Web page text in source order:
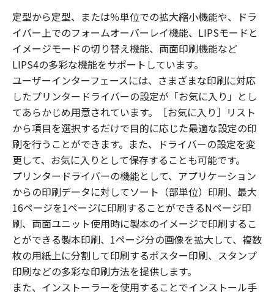
定型から定型、または％単位での拡大縮小機能や、ドラ
イバー上でのフォームオーバーレイ機能、LIPSモードと
イメージモードの切り替え機能、両面印刷機能など
LIPS4の多彩な機能をサポートしています。
ユーザーインターフェースには、さまざまな印刷に対応
したプリンタードライバーの設定が「お気に入り」とし
てあらかじめ用意されています。［お気に入り］リスト
から項目を選択するだけで目的に応じた最適な設定の印
刷を行うことができます。また、ドライバーの設定を変
更して、お気に入りとして保存することも可能です。
プリンタードライバーの機能として、アプリケーション
からの印刷データに対してソート（部単位）印刷、最大
16ページを1ページに印刷することができるNページ印
刷、両面ユニット使用時に製本のイメージで印刷するこ
とができる製本印刷、1ページ分の画像を拡大して、複数
枚の用紙上に分割して印刷するポスター印刷、スタンプ
印刷などの多彩な印刷方法を提供します。
また、インストーラーを使用することでインストール手